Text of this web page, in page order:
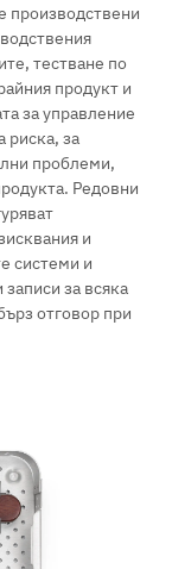
производствени
тестване по
продукт и
за управление
риска, за
проблеми,
Редовни
и
системи и
за всяка
отговор при